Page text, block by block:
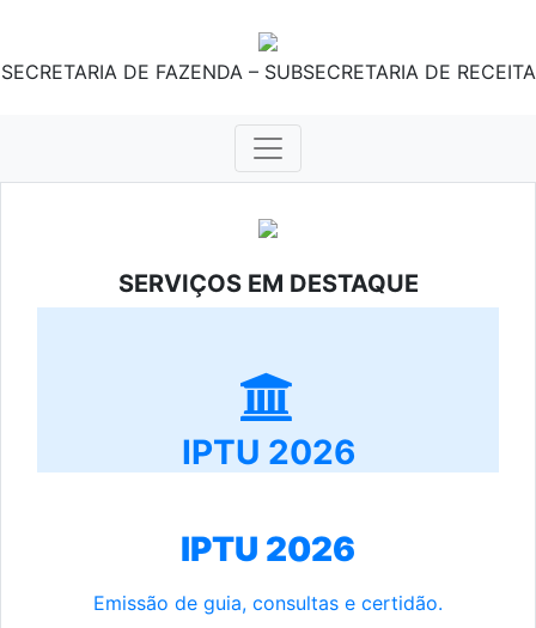
SECRETARIA DE FAZENDA – SUBSECRETARIA DE RECEITA
SERVIÇOS EM DESTAQUE
IPTU 2026
IPTU 2026
Emissão de guia, consultas e certidão.